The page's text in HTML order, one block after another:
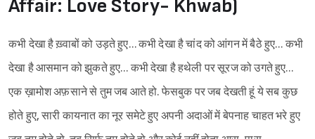
Affair: Love Story- Khwab)
कभी देखा है ख़्वाबों को उड़ते हुए… कभी देखा है चांद को आंगन में बैठे हुए… कभी
देखा है आसमान को झुकते हुए… कभी देखा है हथेली पर सूरज को उगते हुए…
एक ख़ामोश अफ़साने से तुम जब आते हो. फेसबुक पर जब देखती हूं ये सब कुछ
होते हुए, सारी कायनात का नूर समेटे हुए अपनी अदाओं में बेपनाह चाहत भरे हुए